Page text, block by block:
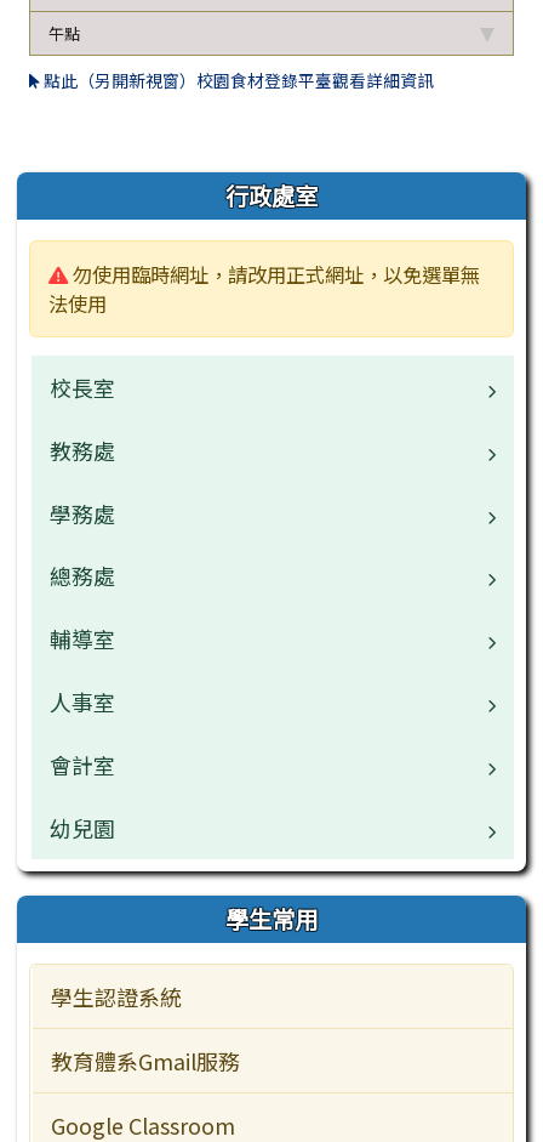
午點
點此（另開新視窗）校園食材登錄平臺觀看詳細資訊
左邊區域內容 行政處室
警告:
勿使用臨時網址，請改用正式網址，以免選單無
法使用
校長室
校長介紹
校園公告
教務處
業務職掌
校園公告
常用連結
檔案下載
行事曆
網管專區
學生常用
主題網站
教學資源
行政服務
學務處
業務職掌
校園公告
檔案下載
行事曆
午餐中心
總務處
業務職掌
校園公告
檔案下載
行事曆
輔導室
業務職掌
校園公告
檔案下載
行事曆
人事室
業務職掌
校園公告
檔案下載
行事曆
會計室
業務職掌
校園公告
檔案下載
行事曆
幼兒園
業務職掌
校園公告
檔案下載
學生常用
學生認證系統
教育體系Gmail服務
Google Classroom